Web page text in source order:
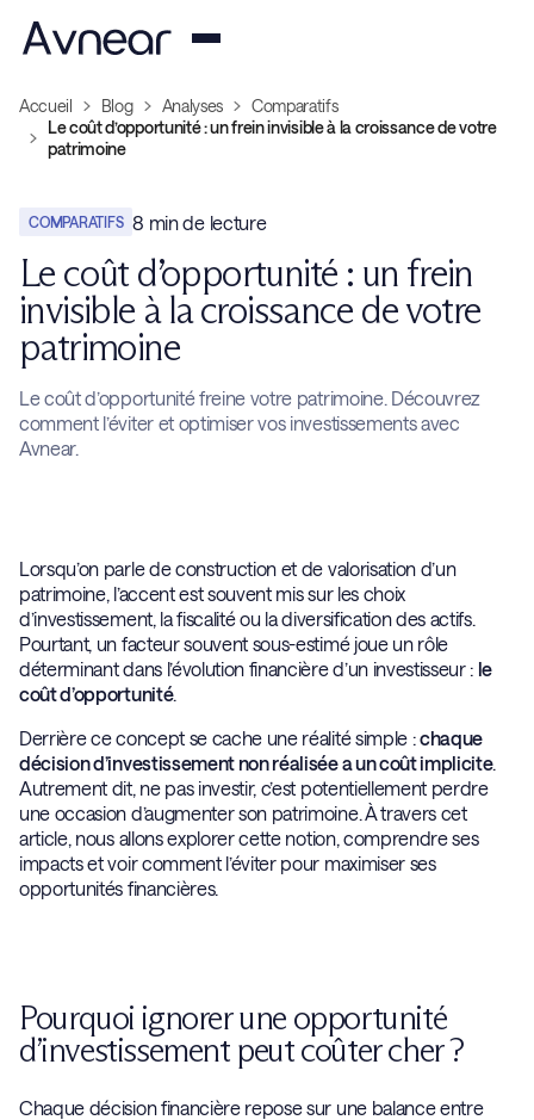
Accueil Blog Analyses
Comparatifs
Le coût d’opportunité : un frein invisible à la croissance de votre
patrimoine
COMPARATIFS 8 min de lecture
Le coût d’opportunité : un frein
invisible à la croissance de votre
patrimoine
Le coût d’opportunité freine votre patrimoine. Découvrez
comment l’éviter et optimiser vos investissements avec
Avnear.
Lorsqu’on parle de construction et de valorisation d’un
patrimoine, l’accent est souvent mis sur les choix
d’investissement, la fiscalité ou la diversification des actifs.
Pourtant, un facteur souvent sous-estimé joue un rôle
déterminant dans l’évolution financière d’un investisseur : le
coût d’opportunité.
Derrière ce concept se cache une réalité simple :chaque
décision d’investissement non réalisée a un coût implicite.
Autrement dit, ne pas investir, c’est potentiellement perdre
une occasion d’augmenter son patrimoine. À travers cet
article, nous allons explorer cette notion, comprendre ses
impacts et voir comment l’éviter pour maximiser ses
opportunités financières.
Pourquoi ignorer une opportunité
d’investissement peut coûter cher ?
Chaque décision financière repose sur une balance entre